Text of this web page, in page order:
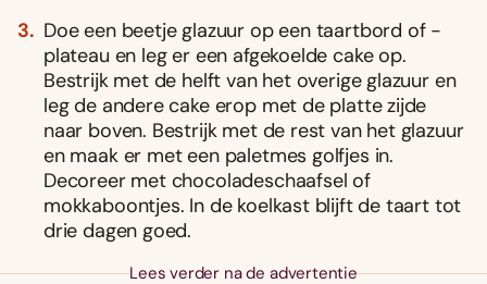
Doe een beetje glazuur op een taartbord of -
plateau en leg er een afgekoelde cake op.
Bestrijk met de helft van het overige glazuur en
leg de andere cake erop met de platte zijde
naar boven. Bestrijk met de rest van het glazuur
en maak er met een paletmes golfjes in.
Decoreer met chocoladeschaafsel of
mokkaboontjes. In de koelkast blijft de taart tot
drie dagen goed.
Lees verder na de advertentie